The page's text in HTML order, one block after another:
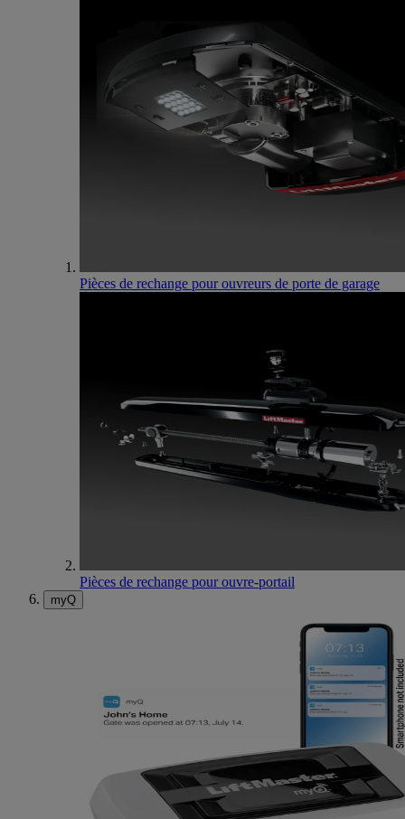
Pièces de rechange pour ouvreurs de porte de garage
Pièces de rechange pour ouvre-portail
myQ